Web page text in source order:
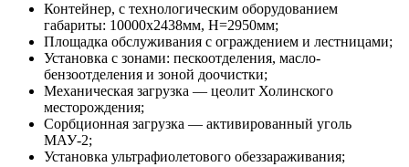
Контейнер, с технологическим оборудованием
габариты: 10000х2438мм, H=2950мм;
Площадка обслуживания с ограждением и лестницами;
Установка с зонами: пескоотделения, масло-
бензоотделения и зоной доочистки;
Механическая загрузка — цеолит Холинского
месторождения;
Сорбционная загрузка — активированный уголь
МАУ-2;
Установка ультрафиолетового обеззараживания;